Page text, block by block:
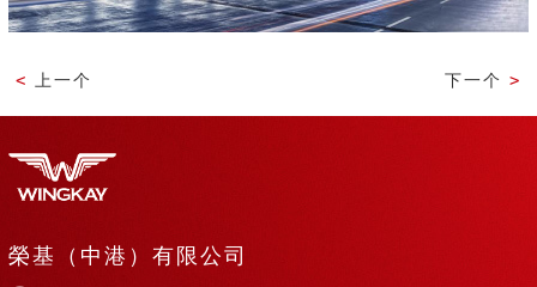
< 上一个 下一个 >
榮基（中港）有限公司